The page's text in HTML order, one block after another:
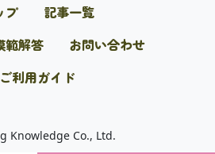
プ
記事一覧
範解答
お問い合わせ
ご利用ガイド
Knowledge Co., Ltd.